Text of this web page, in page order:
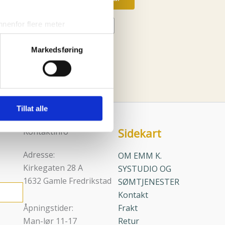
flere meter
hvordan de skal brukes.
mediefunksjoner og for å
partnerne våre innen
du har gjort tilgjengelig for
Markedsføring
Tillat alle
produktsiden
Clear
Kontaktinfo
Adresse:
Kirkegaten 28 A
1632 Gamle Fredrikstad
Åpningstider:
Man-lør 11-17
Sidekart
OM EMM K.
SYSTUDIO OG
SØMTJENESTER
Kontakt
Frakt
Retur